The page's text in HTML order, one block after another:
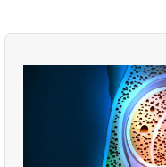
- женщинам в период
- лицам,
противосудорожные,